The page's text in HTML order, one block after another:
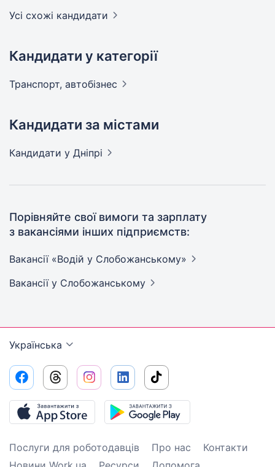
Усі схожі кандидати
Кандидати у категорії
Транспорт, автобізнес
Кандидати за містами
Кандидати у Дніпрі
Порівняйте свої вимоги та зарплату
з вакансіями інших підприємств:
Вакансії «Водій у Слобожанському»
Вакансії у Слобожанському
Українська
Послуги для роботодавців Про нас
Контакти